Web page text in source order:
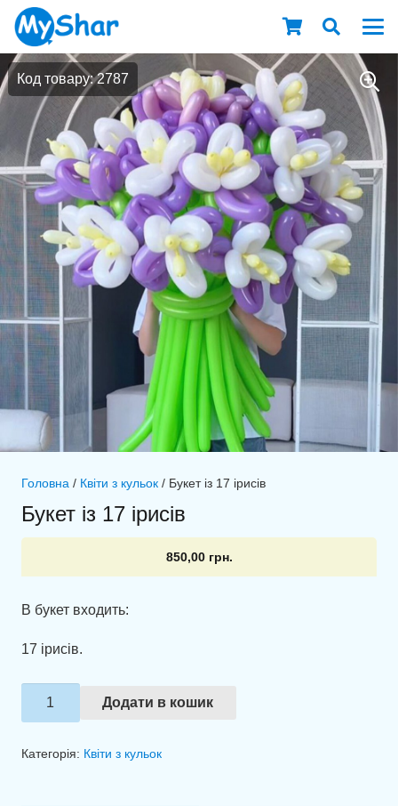
Код товару: 2787
Головна / Квіти з кульок / Букет із 17 ірисів
Букет із 17 ірисів
850,00 грн.
В букет входить:
17 ірисів.
Букет
із
Додати в кошик
Категорія: Квіти з кульок